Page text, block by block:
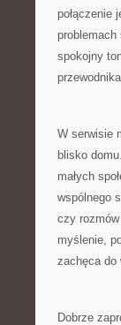
połączenie
problemach
spokojny
W serwisie
blisko
małych
wspólnego
czy
myślenie,
zachęca do
Dobrze